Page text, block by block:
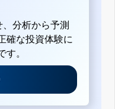
分析から予測
確な投資体験に
す。